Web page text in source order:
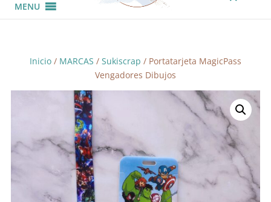
MENU
Inicio / MARCAS / Sukiscrap / Portatarjeta MagicPass
Vengadores Dibujos